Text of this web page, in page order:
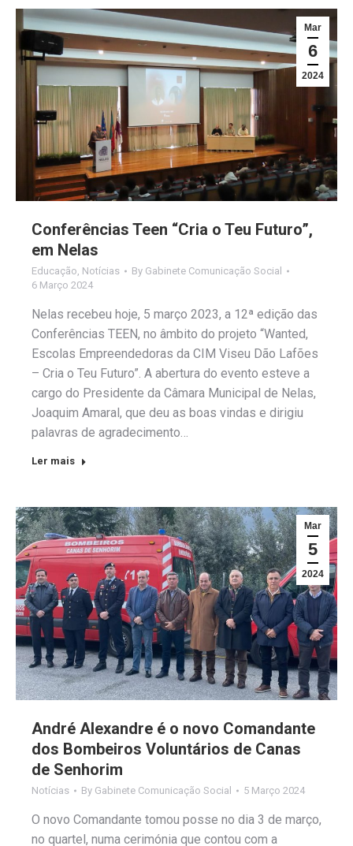
Mar
6
2024
Conferências Teen “Cria o Teu Futuro”,
em Nelas
Educação, Notícias By Gabinete Comunicação Social
6 Março 2024
Nelas recebeu hoje, 5 março 2023, a 12ª edição das
Conferências TEEN, no âmbito do projeto “Wanted,
Escolas Empreendedoras da CIM Viseu Dão Lafões
– Cria o Teu Futuro”. A abertura do evento esteve a
cargo do Presidente da Câmara Municipal de Nelas,
Joaquim Amaral, que deu as boas vindas e dirigiu
palavras de agradecimento…
Ler mais
Mar
5
2024
André Alexandre é o novo Comandante
dos Bombeiros Voluntários de Canas
de Senhorim
Notícias By Gabinete Comunicação Social 5 Março 2024
O novo Comandante tomou posse no dia 3 de março,
no quartel, numa cerimónia que contou com a